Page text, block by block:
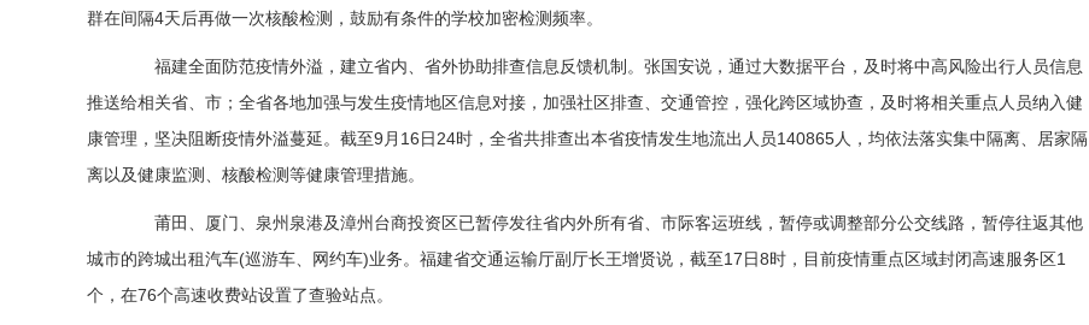
群在间隔4天后再做一次核酸检测，鼓励有条件的学校加密检测频率。
福建全面防范疫情外溢，建立省内、省外协助排查信息反馈机制。张国安说，通过大数据平台，及时将中高风险出行人员信息
推送给相关省、市；全省各地加强与发生疫情地区信息对接，加强社区排查、交通管控，强化跨区域协查，及时将相关重点人员纳入健
康管理，坚决阻断疫情外溢蔓延。截至9月16日24时，全省共排查出本省疫情发生地流出人员140865人，均依法落实集中隔离、居家隔
离以及健康监测、核酸检测等健康管理措施。
莆田、厦门、泉州泉港及漳州台商投资区已暂停发往省内外所有省、市际客运班线，暂停或调整部分公交线路，暂停往返其他
城市的跨城出租汽车(巡游车、网约车)业务。福建省交通运输厅副厅长王增贤说，截至17日8时，目前疫情重点区域封闭高速服务区1
个，在76个高速收费站设置了查验站点。